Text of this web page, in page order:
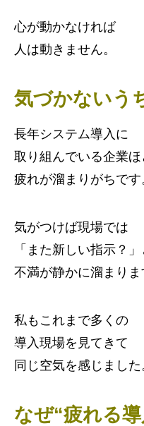
心が動かなければ
人は動きません。
気づかないう
長年システム導入に
取り組んでいる企業ほ
疲れが溜まりがちです
気がつけば現場では
「また新しい指示？」
不満が静かに溜まりま
私もこれまで多くの
導入現場を見てきて
同じ空気を感じました
なぜ“疲れる